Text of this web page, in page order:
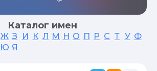
Каталог имен
Ж З И К Л М Н О П Р С Т У Ф
Ю Я